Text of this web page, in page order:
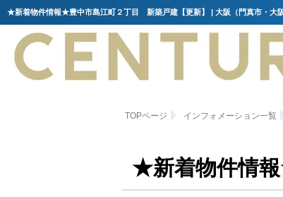
TOPページ インフォメーション一覧
★新着物件情